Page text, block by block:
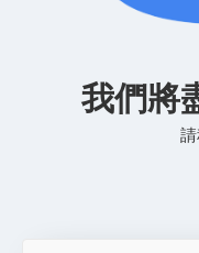
我們將